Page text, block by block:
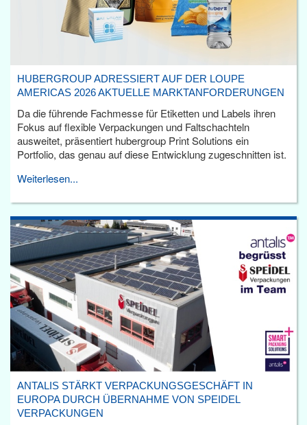
HUBERGROUP ADRESSIERT AUF DER LOUPE
AMERICAS 2026 AKTUELLE MARKTANFORDERUNGEN
Da die führende Fachmesse für Etiketten und Labels ihren
Fokus auf flexible Verpackungen und Faltschachteln
ausweitet, präsentiert hubergroup Print Solutions ein
Portfolio, das genau auf diese Entwicklung zugeschnitten ist.
Weiterlesen...
ANTALIS STÄRKT VERPACKUNGSGESCHÄFT IN
EUROPA DURCH ÜBERNAHME VON SPEIDEL
VERPACKUNGEN